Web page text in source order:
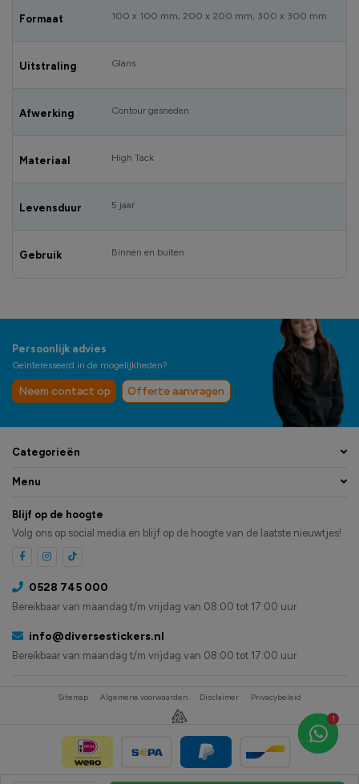
Formaat 100 x 100 mm, 200 x 200 mm, 300 x 300 mm
Uitstraling Glans
Afwerking Contour gesneden
Materiaal High Tack
Levensduur 5 jaar
Gebruik Binnen en buiten
1
Persoonlijk advies
Geïnteresseerd in de mogelijkheden?
Neem contact op Offerte aanvragen
Categorieën
Menu
Blijf op de hoogte
Volg ons op social media en blijf op de hoogte van de laatste nieuwtjes!
0528 745 000
Bereikbaar van maandag t/m vrijdag van 08:00 tot 17:00 uur
info@diversestickers.nl
Bereikbaar van maandag t/m vrijdag van 08:00 tot 17:00 uur.
Sitemap Algemene voorwaarden Disclaimer Privacybeleid